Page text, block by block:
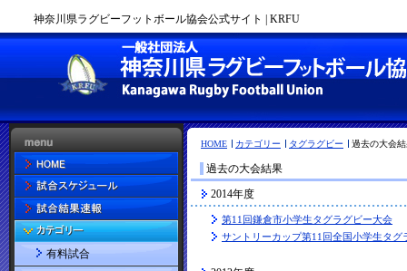
神奈川県ラグビーフットボール協会公式サイト | KRFU
HOME カテゴリー タグラグビー 過去の大会
過去の大会結果
2014年度
第11回鎌倉市小学生タグラグビー大会
サントリーカップ第11回全国小学生タ
有料試合